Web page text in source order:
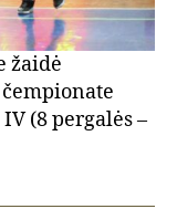
žaidė
(8 pergalės –